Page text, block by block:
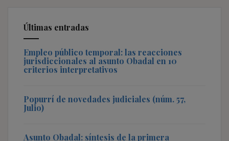
Últimas entradas
Empleo público temporal: las reacciones
jurisdiccionales al asunto Obadal en 10
criterios interpretativos
Popurrí de novedades judiciales (núm. 57,
Julio)
Asunto Obadal: síntesis de la primera